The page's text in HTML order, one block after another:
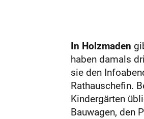
In Holzmaden
haben damals
sie den
Rathauschefin.
Kindergärten
Bauwagen, den